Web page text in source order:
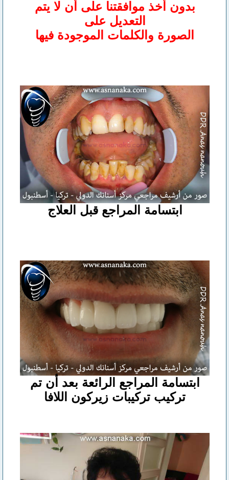
بدون أخذ موافقتنا على أن لا يتم
التعديل على
الصورة والكلمات الموجودة فيها
ابتسامة المراجع قبل العلاج
ابتسامة المراجع الرائعة بعد أن تم
تركيب تركيبات زيركون اللافا